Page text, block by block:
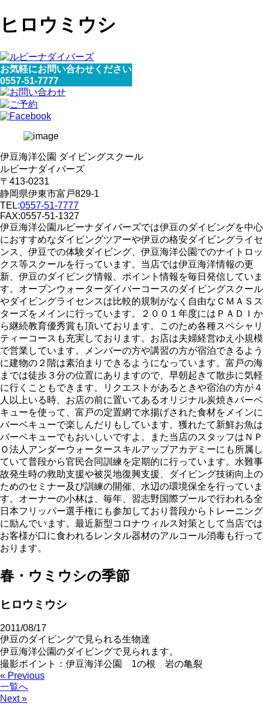
ヒロウミウシ
お気軽にお問い合わせください
0557-51-7777
伊豆海洋公園 ダイビングスクール
ルビーナダイバーズ
〒413-0231
静岡県伊東市富戸829-1
TEL:0557-51-7777
FAX:0557-51-1327
伊豆海洋公園ルビーナダイバーズでは伊豆のダイビングを中心
におすすめなダイビングツアーや伊豆の格安ダイビングライセ
ンス、伊豆での体験ダイビング、伊豆海洋公園でのナイトロッ
クス等スクールを行っています。当店では伊豆海洋情報の更
新、伊豆のダイビング情報、ポイント情報を毎日発信していま
す。オープンウォーターダイバーコースのダイビングスクール
やダイビングライセンスは比較的規制がなく自由なＣＭＡＳス
ターズをメインに行っています。２００１年度にはＰＡＤＩか
ら継続教育優秀賞も頂いております。このため各種スペシャリ
ティーコースも充実しております。お店は夫婦経営ゆえ小規模
で営業しています。メンバーの方や講習の方が宿泊できるよう
に建物の２階は素泊まりできるようになっています。富戸の海
までは徒歩３分の位置にありますので、早朝起きて散歩に気軽
に行くこともできます。リクエストがあるときや宿泊の方が４
人以上いる時、お店の前に置いてあるオリジナル炭焼きバーベ
キューを使って、富戸の定置網で水揚げされた食材をメインに
バーベキューで楽しんだりもしています。獲れたて新鮮お魚は
バーベキューでもおいしいですよ。また当店のスタッフはＮＰ
Ｏ法人アンダーウォータースキルアップアカデミーにも所属し
ていて普段から官民合同訓練を定期的に行っています。水難事
故発生時の救助支援や被災地復興支援、ダイビング技術向上の
ためのセミナー及び訓練の開催、水辺の環境保全を行っていま
す。オーナーの小林は、毎年、習志野国際プールで行われる全
日本フリッパー選手権にも参加しており普段からトレーニング
に励んでいます。最近新型コロナウィルス対策として当店では
お客様が口に食われるレンタル器材のアルコール消毒も行って
おります。
春・ウミウシの季節
ヒロウミウシ
2011/08/17
伊豆のダイビングで見られる生物達
伊豆海洋公園のダイビングで見られます。
撮影ポイント：伊豆海洋公園 1の根 岩の亀裂
« Previous
一覧へ
Next »